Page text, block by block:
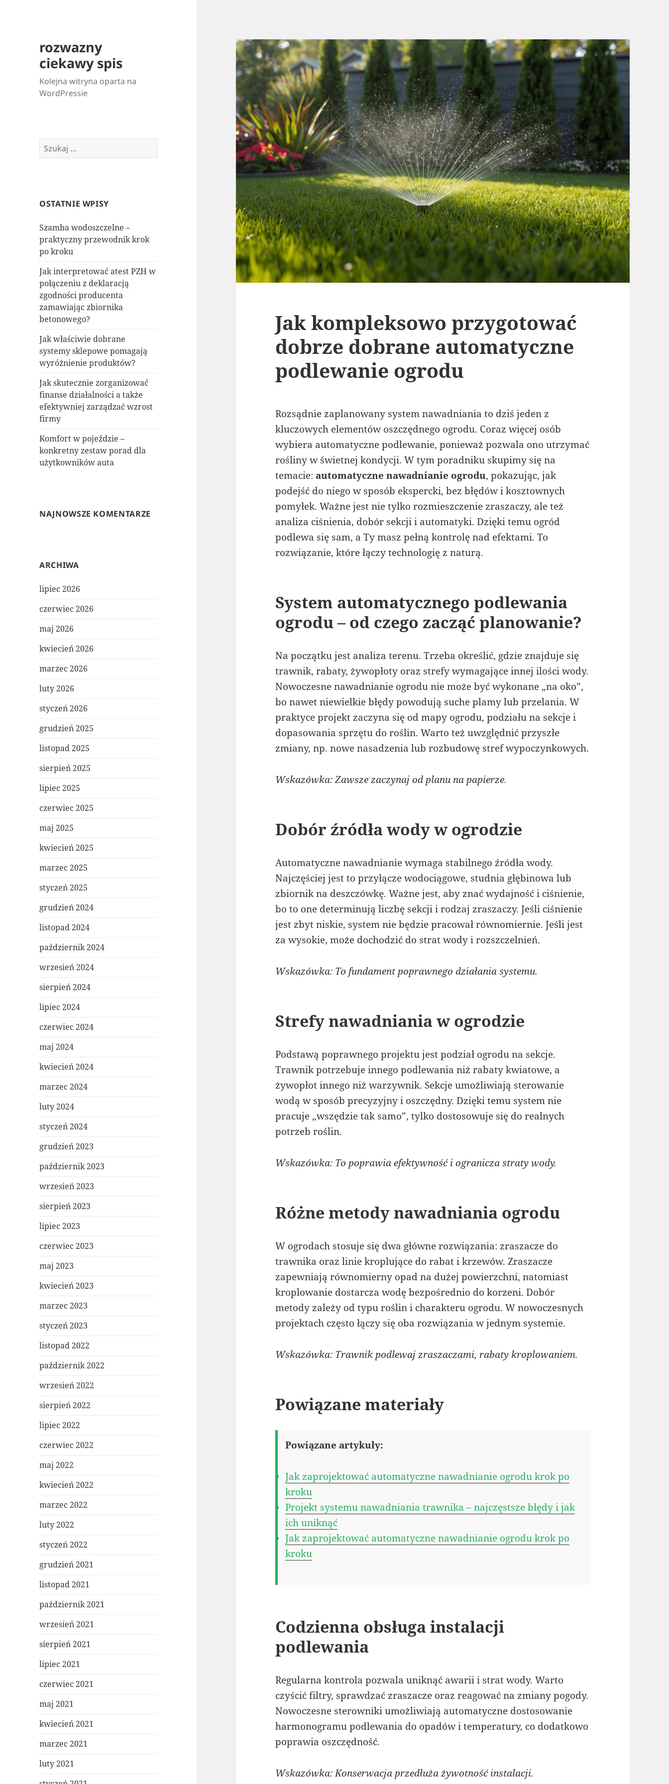
rozwazny
ciekawy spis
Kolejna witryna oparta na
WordPressie
Szukaj:
OSTATNIE WPISY
Szamba wodoszczelne –
praktyczny przewodnik krok
po kroku
Jak interpretować atest PZH w
połączeniu z deklaracją
zgodności producenta
zamawiając zbiornika
betonowego?
Jak właściwie dobrane
systemy sklepowe pomagają
wyróżnienie produktów?
Jak skutecznie zorganizować
finanse działalności a także
efektywniej zarządzać wzrost
firmy
Komfort w pojeździe –
konkretny zestaw porad dla
użytkowników auta
NAJNOWSZE KOMENTARZE
ARCHIWA
lipiec 2026
czerwiec 2026
maj 2026
kwiecień 2026
marzec 2026
luty 2026
styczeń 2026
grudzień 2025
listopad 2025
sierpień 2025
lipiec 2025
czerwiec 2025
maj 2025
kwiecień 2025
marzec 2025
styczeń 2025
grudzień 2024
listopad 2024
październik 2024
wrzesień 2024
sierpień 2024
lipiec 2024
czerwiec 2024
maj 2024
kwiecień 2024
marzec 2024
luty 2024
styczeń 2024
grudzień 2023
październik 2023
wrzesień 2023
sierpień 2023
lipiec 2023
czerwiec 2023
maj 2023
kwiecień 2023
marzec 2023
styczeń 2023
listopad 2022
październik 2022
wrzesień 2022
sierpień 2022
lipiec 2022
czerwiec 2022
maj 2022
kwiecień 2022
marzec 2022
luty 2022
styczeń 2022
grudzień 2021
listopad 2021
październik 2021
wrzesień 2021
sierpień 2021
lipiec 2021
czerwiec 2021
maj 2021
kwiecień 2021
marzec 2021
luty 2021
Jak kompleksowo przygotować
dobrze dobrane automatyczne
podlewanie ogrodu
Rozsądnie zaplanowany system nawadniania to dziś jeden z
kluczowych elementów oszczędnego ogrodu. Coraz więcej osób
wybiera automatyczne podlewanie, ponieważ pozwala ono utrzymać
rośliny w świetnej kondycji. W tym poradniku skupimy się na
temacie: automatyczne nawadnianie ogrodu, pokazując, jak
podejść do niego w sposób ekspercki, bez błędów i kosztownych
pomyłek. Ważne jest nie tylko rozmieszczenie zraszaczy, ale też
analiza ciśnienia, dobór sekcji i automatyki. Dzięki temu ogród
podlewa się sam, a Ty masz pełną kontrolę nad efektami. To
rozwiązanie, które łączy technologię z naturą.
System automatycznego podlewania
ogrodu – od czego zacząć planowanie?
Na początku jest analiza terenu. Trzeba określić, gdzie znajduje się
trawnik, rabaty, żywopłoty oraz strefy wymagające innej ilości wody.
Nowoczesne nawadnianie ogrodu nie może być wykonane „na oko”,
bo nawet niewielkie błędy powodują suche plamy lub przelania. W
praktyce projekt zaczyna się od mapy ogrodu, podziału na sekcje i
dopasowania sprzętu do roślin. Warto też uwzględnić przyszłe
zmiany, np. nowe nasadzenia lub rozbudowę stref wypoczynkowych.
Wskazówka: Zawsze zaczynaj od planu na papierze.
Dobór źródła wody w ogrodzie
Automatyczne nawadnianie wymaga stabilnego źródła wody.
Najczęściej jest to przyłącze wodociągowe, studnia głębinowa lub
zbiornik na deszczówkę. Ważne jest, aby znać wydajność i ciśnienie,
bo to one determinują liczbę sekcji i rodzaj zraszaczy. Jeśli ciśnienie
jest zbyt niskie, system nie będzie pracował równomiernie. Jeśli jest
za wysokie, może dochodzić do strat wody i rozszczelnień.
Wskazówka: To fundament poprawnego działania systemu.
Strefy nawadniania w ogrodzie
Podstawą poprawnego projektu jest podział ogrodu na sekcje.
Trawnik potrzebuje innego podlewania niż rabaty kwiatowe, a
żywopłot innego niż warzywnik. Sekcje umożliwiają sterowanie
wodą w sposób precyzyjny i oszczędny. Dzięki temu system nie
pracuje „wszędzie tak samo”, tylko dostosowuje się do realnych
potrzeb roślin.
Wskazówka: To poprawia efektywność i ogranicza straty wody.
Różne metody nawadniania ogrodu
W ogrodach stosuje się dwa główne rozwiązania: zraszacze do
trawnika oraz linie kroplujące do rabat i krzewów. Zraszacze
zapewniają równomierny opad na dużej powierzchni, natomiast
kroplowanie dostarcza wodę bezpośrednio do korzeni. Dobór
metody zależy od typu roślin i charakteru ogrodu. W nowoczesnych
projektach często łączy się oba rozwiązania w jednym systemie.
Wskazówka: Trawnik podlewaj zraszaczami, rabaty kroplowaniem.
Powiązane materiały
Powiązane artykuły:
Jak zaprojektować automatyczne nawadnianie ogrodu krok po
kroku
Projekt systemu nawadniania trawnika – najczęstsze błędy i jak
ich uniknąć
Jak zaprojektować automatyczne nawadnianie ogrodu krok po
kroku
Codzienna obsługa instalacji
podlewania
Regularna kontrola pozwala uniknąć awarii i strat wody. Warto
czyścić filtry, sprawdzać zraszacze oraz reagować na zmiany pogody.
Nowoczesne sterowniki umożliwiają automatyczne dostosowanie
harmonogramu podlewania do opadów i temperatury, co dodatkowo
poprawia oszczędność.
Wskazówka: Konserwacja przedłuża żywotność instalacji.